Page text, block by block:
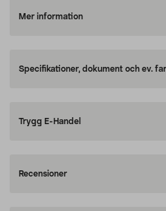
Mer information
Specifikationer, dokument och ev.
Trygg E-Handel
Recensioner